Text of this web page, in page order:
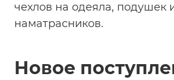
чехлов на одеяла, подушек
наматрасников.
Новое